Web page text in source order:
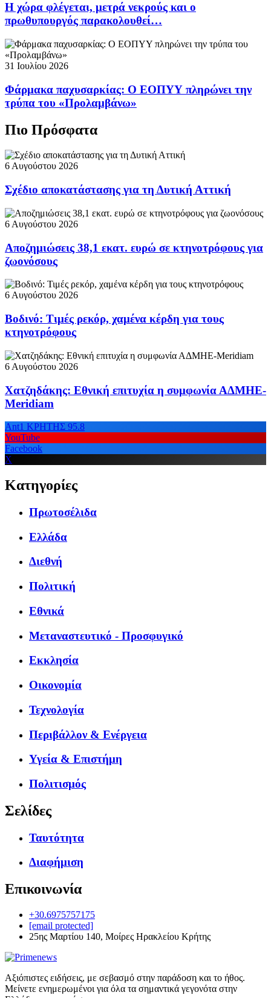
Η χώρα φλέγεται, μετρά νεκρούς και ο
πρωθυπουργός παρακολουθεί…
31 Ιουλίου 2026
Φάρμακα παχυσαρκίας: Ο ΕΟΠΥΥ πληρώνει την
τρύπα του «Προλαμβάνω»
Πιο Πρόσφατα
6 Αυγούστου 2026
Σχέδιο αποκατάστασης για τη Δυτική Αττική
6 Αυγούστου 2026
Αποζημιώσεις 38,1 εκατ. ευρώ σε κτηνοτρόφους για
ζωονόσους
6 Αυγούστου 2026
Βοδινό: Τιμές ρεκόρ, χαμένα κέρδη για τους
κτηνοτρόφους
6 Αυγούστου 2026
Χατζηδάκης: Εθνική επιτυχία η συμφωνία ΑΔΜΗΕ-
Meridiam
Ant1 ΚΡΗΤΗΣ 95.8
YouTube
Facebook
X
Κατηγορίες
Πρωτοσέλιδα
Ελλάδα
Διεθνή
Πολιτική
Εθνικά
Μεταναστευτικό - Προσφυγικό
Εκκλησία
Οικονομία
Τεχνολογία
Περιβάλλον & Ενέργεια
Υγεία & Επιστήμη
Πολιτισμός
Σελίδες
Ταυτότητα
Διαφήμιση
Επικοινωνία
+30.6975757175
[email protected]
25ης Μαρτίου 140, Μοίρες Ηρακλείου Κρήτης
Αξιόπιστες ειδήσεις, με σεβασμό στην παράδοση και το ήθος.
Μείνετε ενημερωμένοι για όλα τα σημαντικά γεγονότα στην